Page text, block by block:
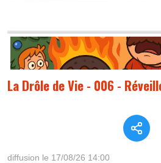
La Drôle de Vie - 006 -
diffusion le 17/08/26 14:00